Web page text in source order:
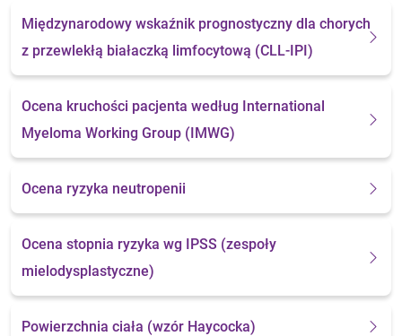
Międzynarodowy wskaźnik prognostyczny dla chorych
z przewlekłą białaczką limfocytową (CLL-IPI)
Ocena kruchości pacjenta według International
Myeloma Working Group (IMWG)
Ocena ryzyka neutropenii
Ocena stopnia ryzyka wg IPSS (zespoły
mielodysplastyczne)
Powierzchnia ciała (wzór Haycocka)